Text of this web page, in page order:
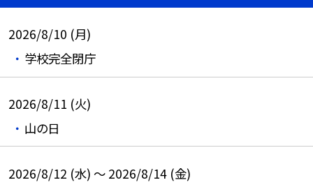
2026/8/10 (月)
学校完全閉庁
2026/8/11 (火)
山の日
2026/8/12 (水) ～ 2026/8/14 (金)